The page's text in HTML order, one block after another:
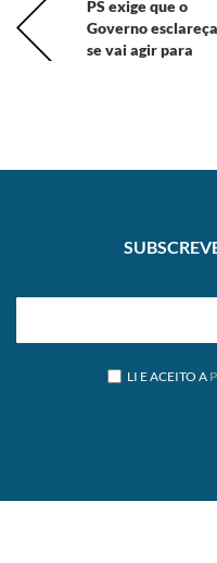
PS exige que o
Governo esclareça
se vai agir para
LI E ACEITO A